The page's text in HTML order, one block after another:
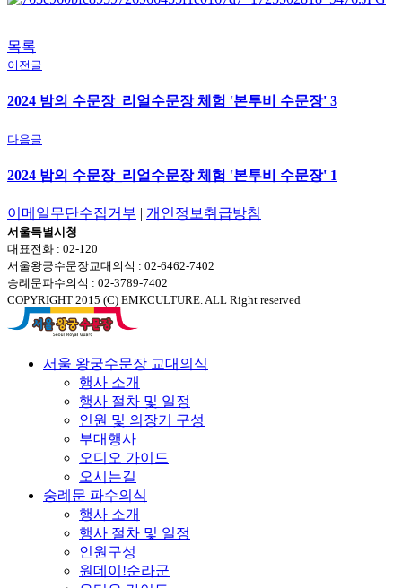
목록
이전글
2024 밤의 수문장_리얼수문장 체험 '본투비 수문장' 3
다음글
2024 밤의 수문장_리얼수문장 체험 '본투비 수문장' 1
이메일무단수집거부 | 개인정보취급방침
서울특별시청
대표전화 : 02-120
서울왕궁수문장교대의식 : 02-6462-7402
숭례문파수의식 : 02-3789-7402
COPYRIGHT 2015 (C) EMKCULTURE. ALL Right reserved
서울 왕궁수문장 교대의식
행사 소개
행사 절차 및 일정
인원 및 의장기 구성
부대행사
오디오 가이드
오시는길
숭례문 파수의식
행사 소개
행사 절차 및 일정
인원구성
원데이!순라군